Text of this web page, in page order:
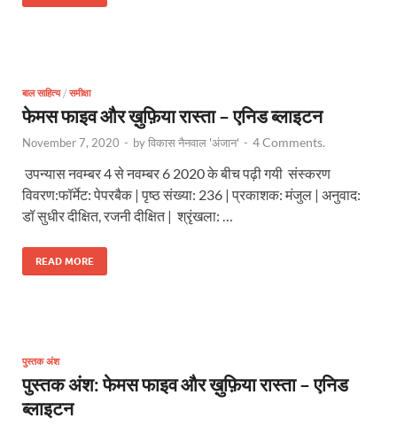
बाल साहित्य/ समीक्षा
फेमस फाइव और ख़ुफ़िया रास्ता – एनिड ब्लाइटन
November 7, 2020 - byविकास नैनवाल 'अंजान' - 4 Comments.
उपन्यास नवम्बर 4 से नवम्बर 6 2020 के बीच पढ़ी गयी संस्करण
विवरण:फॉर्मेट: पेपरबैक | पृष्ठ संख्या: 236 | प्रकाशक: मंजुल | अनुवाद:
डॉ सुधीर दीक्षित, रजनी दीक्षित | श्रृंखला: …
READ MORE
पुस्तक अंश
पुस्तक अंश: फेमस फाइव और ख़ुफ़िया रास्ता – एनिड
ब्लाइटन